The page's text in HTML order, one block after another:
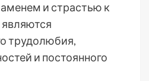
и страстью к
трудолюбия,
и постоянного